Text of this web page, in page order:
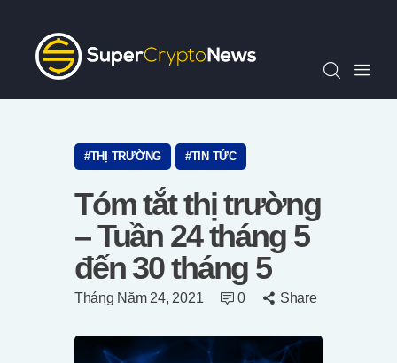
Chỉ Số SCN30
Tin Tức
Quan Điểm
Video
Tiếng Việt
THỊ TRƯỜNG TIN TỨC
Tóm tắt thị trường
– Tuần 24 tháng 5
đến 30 tháng 5
Tháng Năm 24, 2021 0 Share